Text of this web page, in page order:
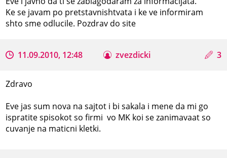
Ke se javam po pretstavnishtvata i ke ve informiram
shto sme odlucile. Pozdrav do site
11.09.2010, 12:48 zvezdicki 3
Zdravo
Eve jas sum nova na sajtot i bi sakala i mene da mi go
ispratite spisokot so firmi vo MK koi se zanimavaat so
cuvanje na maticni kletki.